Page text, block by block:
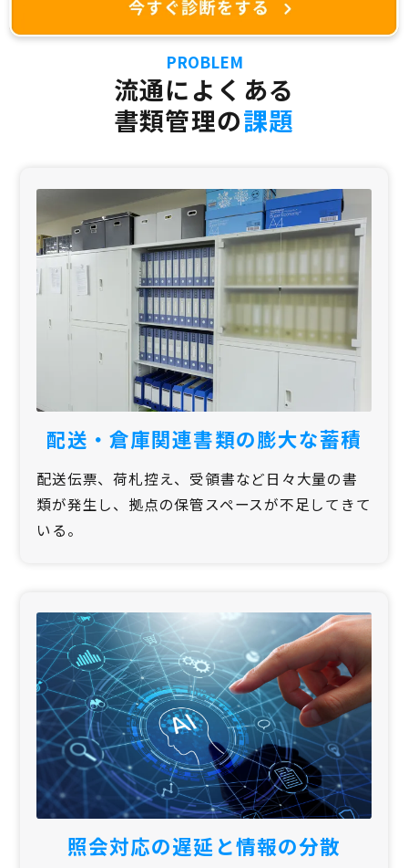
PROBLEM
流通によくある
書類管理の課題
配送・倉庫関連書類の膨大な蓄積
配送伝票、荷札控え、受領書など日々大量の書
類が発生し、拠点の保管スペースが不足してきて
いる。
照会対応の遅延と情報の分散